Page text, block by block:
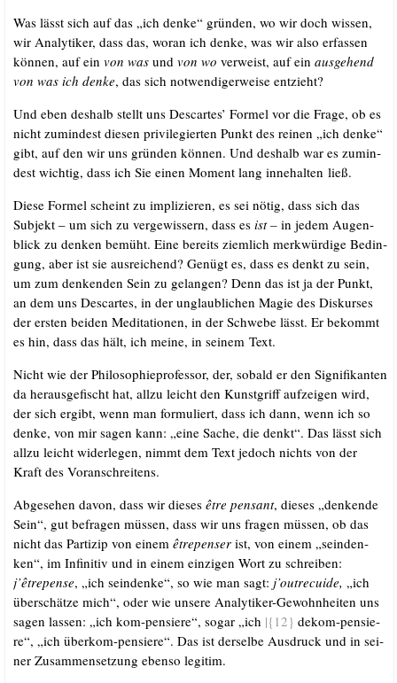
Was lässt sich auf das „ich den­ke“ grün­den, wo wir doch wis­sen,
wir Ana­ly­ti­ker, dass das, wor­an ich den­ke, was wir also erfas­sen
kön­nen, auf ein von wasund von wo ver­weist, auf ein aus­ge­hend
von was ich den­ke, das sich not­wen­di­ger­wei­se entzieht?
Und eben des­halb stellt uns Des­car­tes’ For­mel vor die Fra­ge, ob es
nicht zumin­dest die­sen pri­vi­le­gier­ten Punkt des rei­nen „ich den­ke“
gibt, auf den wir uns grün­den kön­nen. Und des­halb war es zumin­
dest wich­tig, dass ich Sie einen Moment lang inne­hal­ten ließ.
Die­se For­mel scheint zu impli­zie­ren, es sei nötig, dass sich das
Sub­jekt – um sich zu ver­ge­wis­sern, dass es ist – in jedem Augen­
blick zu den­ken bemüht. Eine bereits ziem­lich merk­wür­di­ge Bedin­
gung, aber ist sie aus­rei­chend? Genügt es, dass es denkt zu sein,
um zum den­ken­den Sein zu gelan­gen? Denn das ist ja der Punkt,
an dem uns Des­car­tes, in der unglaub­li­chen Magie des Dis­kur­ses
der ers­ten bei­den Medi­ta­tio­nen, in der Schwe­be lässt. Er bekommt
es hin, dass das hält, ich mei­ne, in sei­nem Text.
Nicht wie der Phi­lo­so­phie­pro­fes­sor, der, sobald er den Signi­fi­kan­ten
da her­aus­ge­fischt hat, all­zu leicht den Kunst­griff auf­zei­gen wird,
der sich ergibt, wenn man for­mu­liert, dass ich dann, wenn ich so
den­ke, von mir sagen kann: „eine Sache, die denkt“. Das lässt sich
all­zu leicht wider­le­gen, nimmt dem Text jedoch nichts von der
Kraft des Voranschreitens.
Abge­se­hen davon, dass wir die­ses être pens­ant, die­ses „den­ken­de
Sein“, gut befra­gen müs­sen, dass wir uns fra­gen müs­sen, ob das
nicht das Par­ti­zip von einem êtr­epen­serist, von einem „sein­den­
ken“, im Infi­ni­tiv und in einem ein­zi­gen Wort zu schrei­ben:
j’êtrepense, „ich sein­den­ke“, so wie man sagt: j’outre­cui­de, „ich
über­schät­ze mich“, oder wie unse­re Ana­ly­ti­ker-Gewohn­hei­ten uns
sagen las­sen: „ich kom-pen­sie­re“, sogar „ich |{12} dekom-pen­sie­
re“, „ich über­kom-pen­sie­re“. Das ist der­sel­be Aus­druck und in sei­
ner Zusam­men­set­zung eben­so legitim.